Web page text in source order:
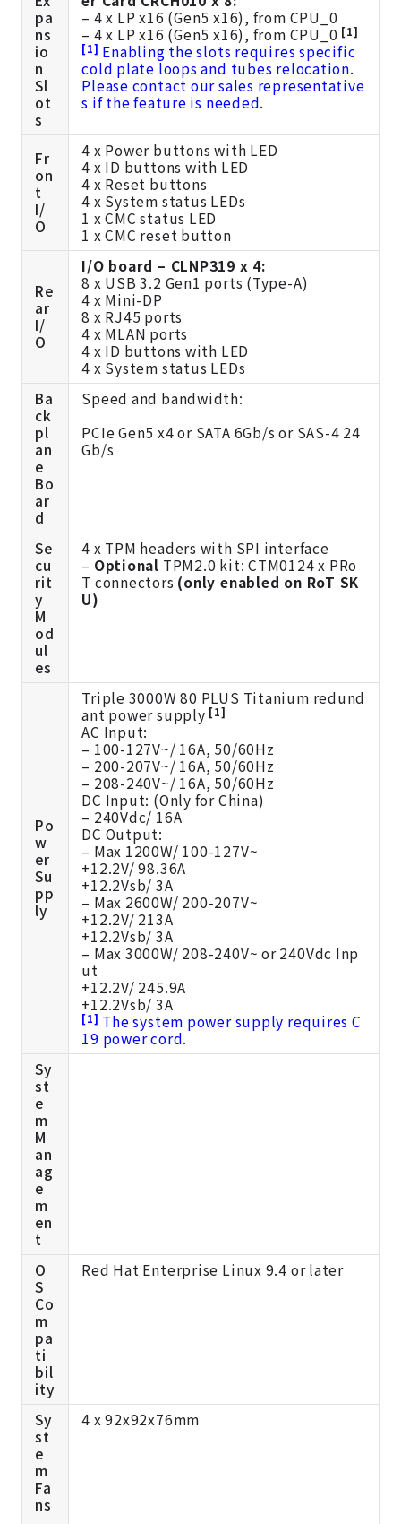
pa
ns
io
n
Sl
ot
s
– 4 x LP x16 (Gen5 x16), from CPU_0
– 4 x LP x16 (Gen5 x16), from CPU_0 [1]
[1] Enabling the slots requires specific
cold plate loops and tubes relocation.
Please contact our sales representative
s if the feature is needed.
Fr
on
t
I/
O
4 x Power buttons with LED
4 x ID buttons with LED
4 x Reset buttons
4 x System status LEDs
1 x CMC status LED
1 x CMC reset button
Re
ar
I/
O
I/O board – CLNP319 x 4:
8 x USB 3.2 Gen1 ports (Type-A)
4 x Mini-DP
8 x RJ45 ports
4 x MLAN ports
4 x ID buttons with LED
4 x System status LEDs
Ba
ck
pl
an
e
Bo
ar
d
Speed and bandwidth:
PCIe Gen5 x4 or SATA 6Gb/s or SAS-4 24
Gb/s
Se
cu
rit
y
M
od
ul
es
4 x TPM headers with SPI interface
– Optional TPM2.0 kit:CTM0124 x PRo
T connectors (only enabled on RoT SK
U)
Po
w
er
Su
pp
ly
Triple 3000W 80 PLUS Titanium redund
ant power supply [1]
AC Input:
– 100-127V~/ 16A, 50/60Hz
– 200-207V~/ 16A, 50/60Hz
– 208-240V~/ 16A, 50/60Hz
DC Input: (Only for China)
– 240Vdc/ 16A
DC Output:
– Max 1200W/ 100-127V~
+12.2V/ 98.36A
+12.2Vsb/ 3A
– Max 2600W/ 200-207V~
+12.2V/ 213A
+12.2Vsb/ 3A
– Max 3000W/ 208-240V~ or 240Vdc Inp
ut
+12.2V/ 245.9A
+12.2Vsb/ 3A
[1] The system power supply requires C
19 power cord.
Sy
st
e
m
M
an
ag
e
m
en
t
O
S
Co
m
pa
ti
bil
ity
Red Hat Enterprise Linux 9.4 or later
Sy
st
e
m
Fa
ns
4 x 92x92x76mm